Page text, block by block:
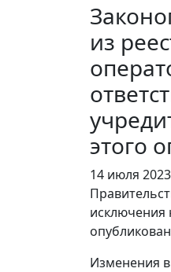
из
этого
14 июля 2023
исключения
Изменения